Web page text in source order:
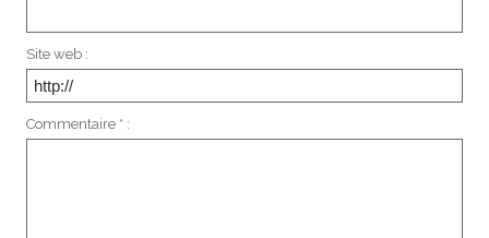
Site web :
Commentaire * :